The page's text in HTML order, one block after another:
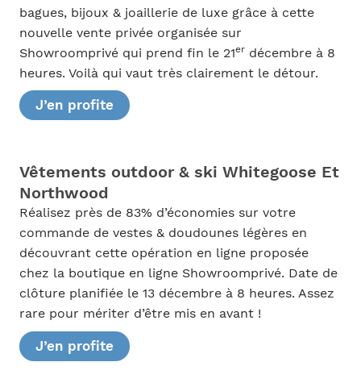
bagues, bijoux & joaillerie de luxe grâce à cette
nouvelle vente privée organisée sur
Showroomprivé qui prend fin le 21erdécembre à 8
heures. Voilà qui vaut très clairement le détour.
J’en profite
Vêtements outdoor & ski Whitegoose Et
Northwood
Réalisez près de 83% d’économies sur votre
commande de vestes & doudounes légères en
découvrant cette opération en ligne proposée
chez la boutique en ligne Showroomprivé. Date de
clôture planifiée le 13 décembre à 8 heures. Assez
rare pour mériter d’être mis en avant !
J’en profite